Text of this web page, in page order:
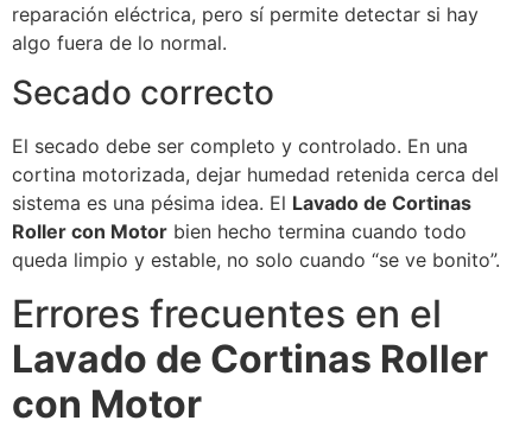
reparación eléctrica, pero sí permite detectar si hay
algo fuera de lo normal.
Secado correcto
El secado debe ser completo y controlado. En una
cortina motorizada, dejar humedad retenida cerca del
sistema es una pésima idea. El Lavado de Cortinas
Roller con Motor bien hecho termina cuando todo
queda limpio y estable, no solo cuando “se ve bonito”.
Errores frecuentes en el
Lavado de Cortinas Roller
con Motor